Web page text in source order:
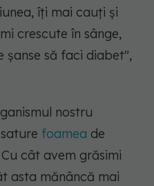
îți mai cauți și
crescute în sânge,
șanse să faci diabet",
nostru
foamea de
cât avem grăsimi
asta mănâncă mai